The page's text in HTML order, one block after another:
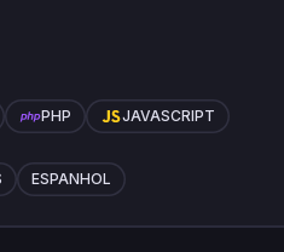
PHP JAVASCRIPT
ESPANHOL